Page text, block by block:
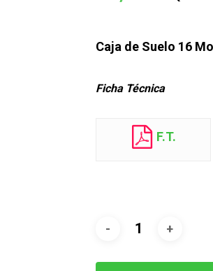
Caja de Suelo 16
Ficha Técnica
F.T.